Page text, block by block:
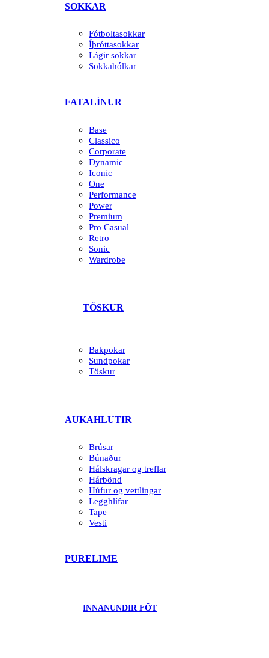
SOKKAR
Fótboltasokkar
Íþróttasokkar
Lágir sokkar
Sokkahólkar
FATALÍNUR
Base
Classico
Corporate
Dynamic
Iconic
One
Performance
Power
Premium
Pro Casual
Retro
Sonic
Wardrobe
TÖSKUR
Bakpokar
Sundpokar
Töskur
AUKAHLUTIR
Brúsar
Búnaður
Hálskragar og treflar
Hárbönd
Húfur og vettlingar
Legghlífar
Tape
Vesti
PURELIME
INNANUNDIR FÖT